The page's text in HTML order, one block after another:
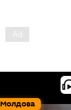
Молдова